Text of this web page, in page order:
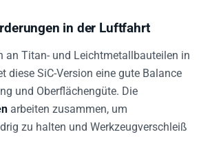
in der Luftfahrt
an Titan- und Leichtmetallbauteilen in
diese SiC-Version eine gute Balance
und Oberflächengüte. Die
arbeiten zusammen, um
zu halten und Werkzeugverschleiß